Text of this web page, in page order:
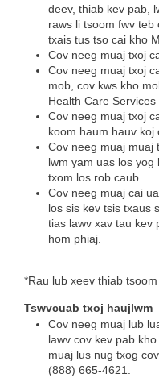
deev, thiab kev pab,
raws li tsoom fwv teb
txais tus tso cai kho
Cov neeg muaj txoj
Cov neeg muaj txoj
mob, cov kws kho
Health Care
Cov neeg muaj txoj
koom haum hauv koj
Cov neeg muaj muaj
lwm yam uas los
txom los rob caub.
Cov neeg muaj cai
los sis kev tsis txaus
tias lawv xav tau kev
hom phiaj.
*Rau lub xeev thiab
Tswvcuab txoj haujlwm
Cov neeg muaj lub
lawv cov kev pab
muaj lus nug txog
(888) 665-4621.